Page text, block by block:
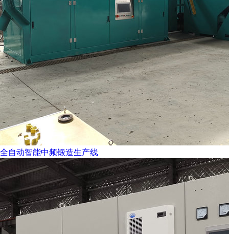
全自动智能中频锻造生产线